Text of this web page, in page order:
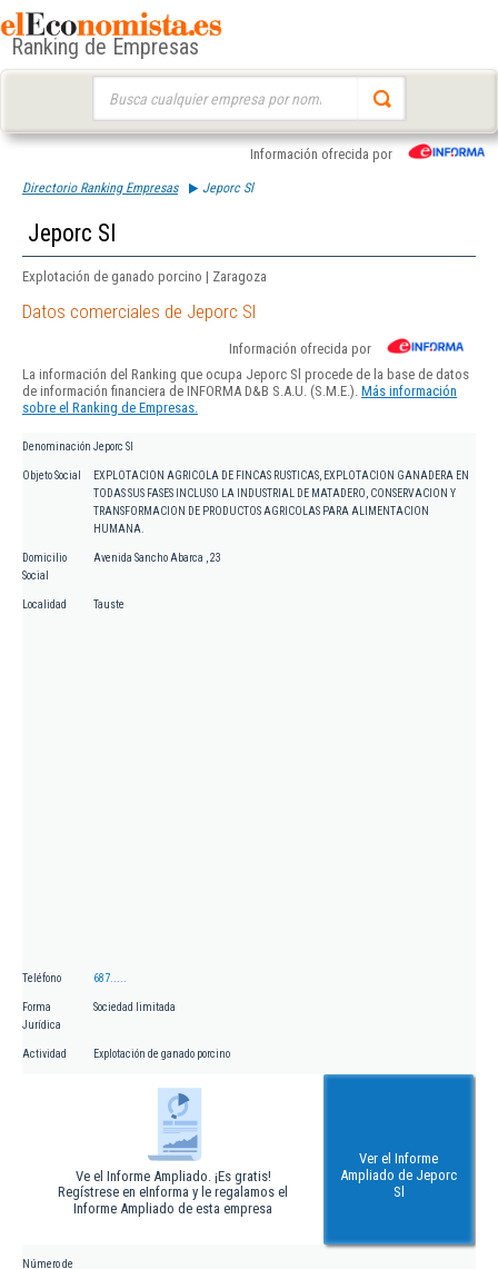
Ranking de Empresas
Información ofrecida por
Directorio Ranking Empresas Jeporc Sl
Jeporc Sl
Explotación de ganado porcino | Zaragoza
Datos comerciales de Jeporc Sl
Información ofrecida por
La información del Ranking que ocupa Jeporc Sl procede de la base de datos
de información financiera de INFORMA D&B S.A.U. (S.M.E.). Más información
sobre el Ranking de Empresas.
Denominación Jeporc Sl
Objeto Social
EXPLOTACION AGRICOLA DE FINCAS RUSTICAS, EXPLOTACION GANADERA EN
TODAS SUS FASES INCLUSO LA INDUSTRIAL DE MATADERO, CONSERVACION Y
TRANSFORMACION DE PRODUCTOS AGRICOLAS PARA ALIMENTACION
HUMANA.
Domicilio
Social
Avenida Sancho Abarca , 23
Localidad Tauste
Teléfono 687.....
Forma
Jurídica
Sociedad limitada
Actividad Explotación de ganado porcino
Ve el Informe Ampliado. ¡Es gratis!
Regístrese en eInforma y le regalamos el
Informe Ampliado de esta empresa
Ver el Informe
Ampliado de Jeporc
Sl
Número de